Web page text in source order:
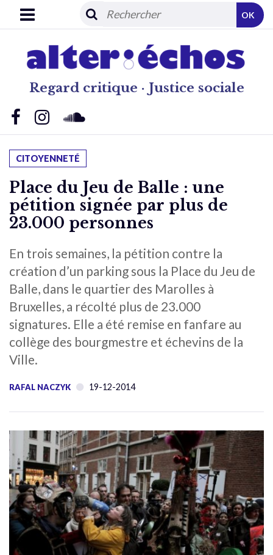
Regard critique · Justice sociale
OK
CITOYENNETÉ
Place du Jeu de Balle : une
pétition signée par plus de
23.000 personnes
En trois semaines, la pétition contre la
création d’un parking sous la Place du Jeu de
Balle, dans le quartier des Marolles à
Bruxelles, a récolté plus de 23.000
signatures. Elle a été remise en fanfare au
collège des bourgmestre et échevins de la
Ville.
RAFAL NACZYK 19-12-2014